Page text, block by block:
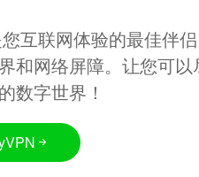
互联网体验的最佳伴
和网络屏障。让您可以
数字世界！